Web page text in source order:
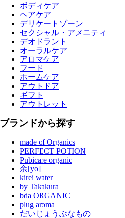
ボディケア
ヘアケア
デリケートゾーン
セクシャル・アメニティ
デオドラント
オーラルケア
アロマケア
フード
ホームケア
アウトドア
ギフト
アウトレット
ブランドから探す
made of Organics
PERFECT POTION
Pubicare organic
余[yo]
kirei water
by Takakura
bda ORGANIC
plug aroma
だいじょうぶなもの